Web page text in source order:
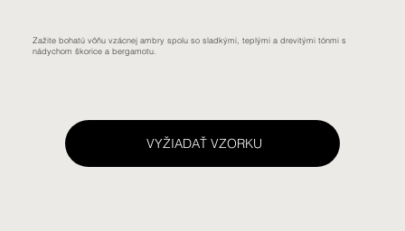
VYŽIADAŤ VZORKU
Zažite bohatú vôňu vzácnej ambry spolu so sladkými, teplými a drevitými tónmi s
nádychom škorice a bergamotu.